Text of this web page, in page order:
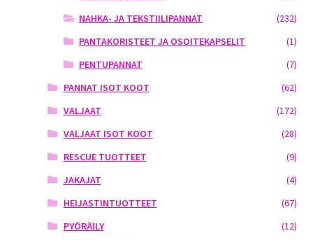
NAHKA- JA TEKSTIILIPANNAT
(232)
PANTAKORISTEET JA OSOITEKAPSELIT
(1)
PENTUPANNAT
(7)
PANNAT ISOT KOOT
(62)
VALJAAT
(172)
VALJAAT ISOT KOOT
(28)
RESCUE TUOTTEET
(9)
JAKAJAT
(4)
HEIJASTINTUOTTEET
(67)
PYÖRÄILY
(12)